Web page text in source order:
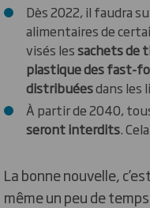
Dès 2022, il faudra
alimentaires de
visés lessachets de
plastique des fast-
distribuéesdans les
À partir de 2040,
seront interdits.
La bonne nouvelle,
même un peu de